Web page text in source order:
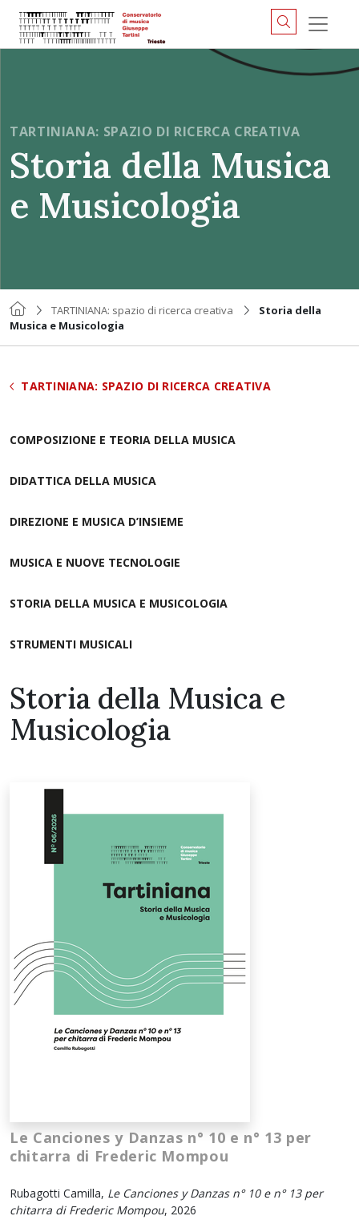
TARTINIANA: SPAZIO DI RICERCA CREATIVA
Storia della Musica
e Musicologia
TARTINIANA: spazio di ricerca creativa
Storia della
Musica e Musicologia
TARTINIANA: SPAZIO DI RICERCA CREATIVA
COMPOSIZIONE E TEORIA DELLA MUSICA
DIDATTICA DELLA MUSICA
DIREZIONE E MUSICA D’INSIEME
MUSICA E NUOVE TECNOLOGIE
STORIA DELLA MUSICA E MUSICOLOGIA
STRUMENTI MUSICALI
Storia della Musica e
Musicologia
Le Canciones y Danzas n° 10 e n° 13 per
chitarra di Frederic Mompou
Rubagotti Camilla, Le Canciones y Danzas n° 10 e n° 13 per
chitarra di Frederic Mompou, 2026